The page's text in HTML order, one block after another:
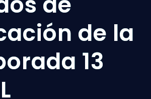
de la
13